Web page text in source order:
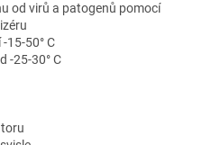
od virů a patogenů pomocí
15-50° C
-25-30° C